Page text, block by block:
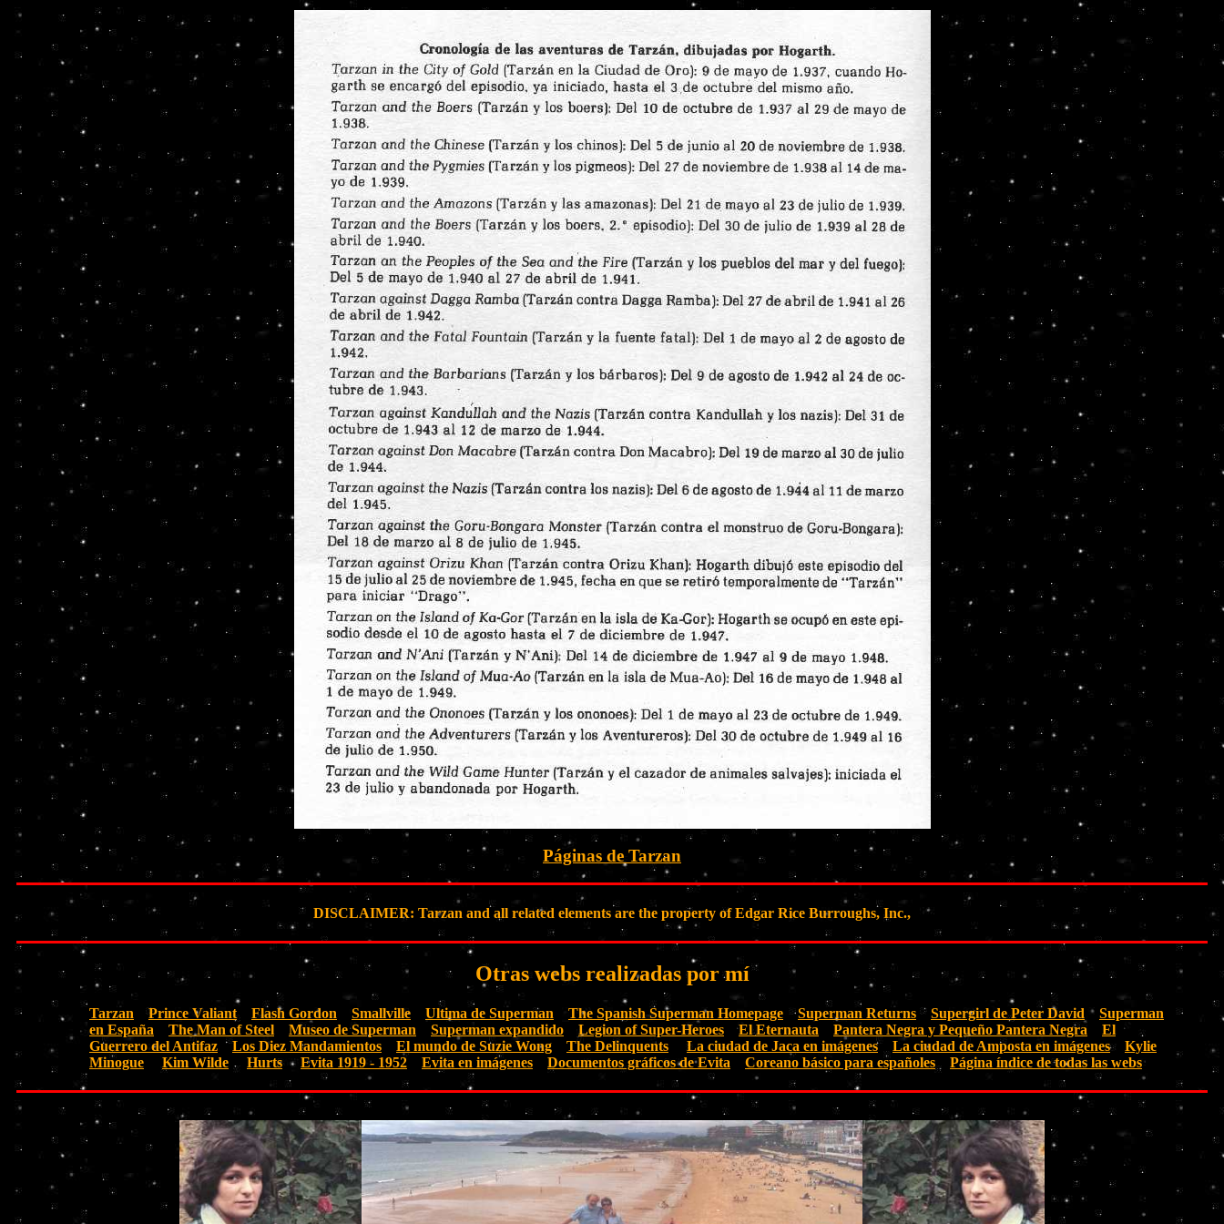
Páginas de Tarzan
DISCLAIMER: Tarzan and all related elements are the property of Edgar Rice Burroughs, Inc.,
Otras webs realizadas por mí
Tarzan Prince Valiant Flash Gordon Smallville Ultima de Superman The Spanish Superman Homepage Superman Returns Supergirl de Peter David
Superman
en España
The Man of Steel Museo de Superman Superman expandido Legion of Super-Heroes El Eternauta Pantera Negra y Pequeño Pantera Negra
El
Guerrero del Antifaz
Los Diez Mandamientos El mundo de Suzie Wong The Delinquents La ciudad de Jaca en imágenes La ciudad de Amposta en imágenes
Kylie
Minogue
Kim Wilde Hurts Evita 1919 - 1952 Evita en imágenes Documentos gráficos de Evita Coreano básico para españoles Página índice de todas las webs